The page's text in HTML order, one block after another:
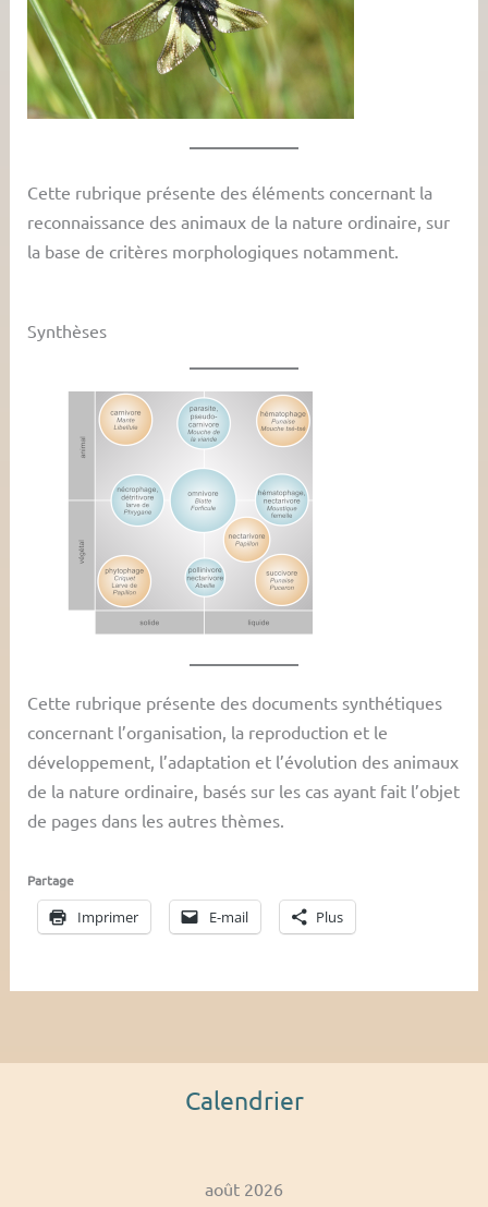
Cette rubrique présente des éléments concernant la
reconnaissance des animaux de la nature ordinaire, sur
la base de critères morphologiques notamment.
Synthèses
Cette rubrique présente des documents synthétiques
concernant l’organisation, la reproduction et le
développement, l’adaptation et l’évolution des animaux
de la nature ordinaire, basés sur les cas ayant fait l’objet
de pages dans les autres thèmes.
Partage
Imprimer E-mail Plus
Calendrier
août 2026